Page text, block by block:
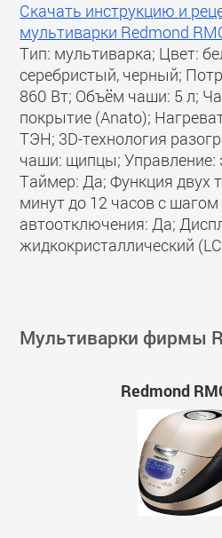
Скачать инструкцию и
мультиварки Redmond
Тип: мультиварка; Цвет:
серебристый, черный;
860 Вт; Объём чаши: 5 л;
покрытие (Anato);
ТЭН; 3D-технология
чаши: щипцы; Управление:
Таймер: Да; Функция двух
минут до 12 часов с
автоотключения: Да;
жидкокристаллический
Мультиварки фирмы
Redmond